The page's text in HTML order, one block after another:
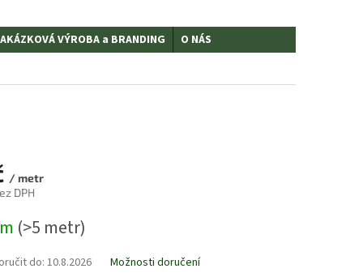
VÝROBA a BRANDING O NÁS
/ metr
DPH
(>5 metr)
do: 10.8.2026 Možnosti doručení